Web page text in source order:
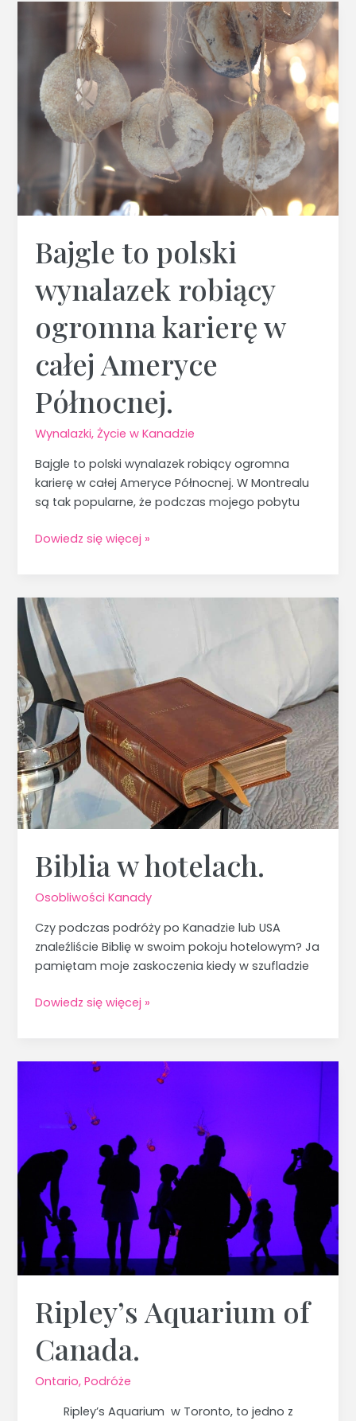
Bajgle to polski
wynalazek robiący
ogromna karierę w
całej Ameryce
Północnej.
Wynalazki,Życie w Kanadzie
Bajgle to polski wynalazek robiący ogromna
karierę w całej Ameryce Północnej. W Montrealu
są tak popularne, że podczas mojego pobytu
polski
wynalazek
robiący
ogromna
karierę
Ameryce
Północnej.
Dowiedz się więcej »
Biblia w hotelach.
Osobliwości Kanady
Czy podczas podróży po Kanadzie lub USA
znaleźliście Biblię w swoim pokoju hotelowym? Ja
pamiętam moje zaskoczenia kiedy w szufladzie
Biblia
w
hotelach.
Dowiedz się więcej »
Ripley’s Aquarium of
Canada.
Ontario,Podróże
Ripley’s Aquarium w Toronto, to jedno z
Canada.